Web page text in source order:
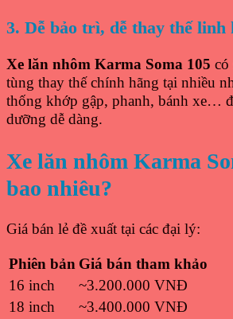
3. Dễ bảo trì, dễ thay thế linh
Xe lăn nhôm Karma Soma 105 có
tùng thay thế chính hãng tại nhiều
thống khớp gập, phanh, bánh xe…
dưỡng dễ dàng.
Xe lăn nhôm Karma
bao nhiêu?
Giá bán lẻ đề xuất tại các đại lý:
Phiên bản Giá bán tham khảo
16 inch
~3.200.000 VNĐ
18 inch
~3.400.000 VNĐ